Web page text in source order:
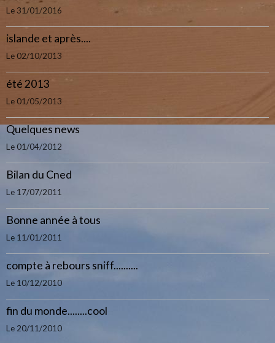
Le 31/01/2016
islande et après....
Le 02/10/2013
été 2013
Le 01/05/2013
Quelques news
Le 01/04/2012
Bilan du Cned
Le 17/07/2011
Bonne année à tous
Le 11/01/2011
compte à rebours sniff..........
Le 10/12/2010
fin du monde........cool
Le 20/11/2010